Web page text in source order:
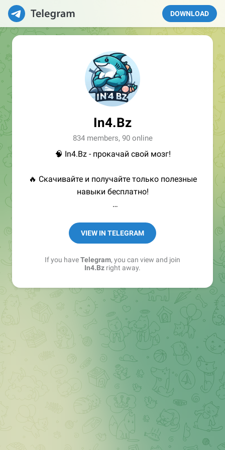
DOWNLOAD
In4.Bz
834 members, 90 online
🧠 In4.Bz - прокачай свой мозг!
🔥 Скачивайте и получайте только полезные
навыки бесплатно!
➖ in4.bz/
➖ https://t.me/in4bz
➖ twitter.com/bz_in4
➖ https://t.me/in4news
VIEW IN TELEGRAM
If you haveTelegram, you can view and join
In4.Bz right away.